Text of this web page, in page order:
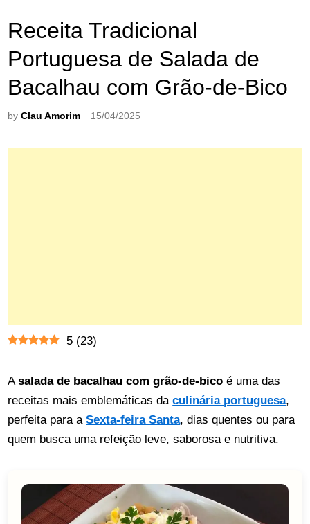
Receita Tradicional
Portuguesa de Salada de
Bacalhau com Grão-de-Bico
byClau Amorim 15/04/2025
5 (23)
Asalada de bacalhau com grão-de-bico é uma das
receitas mais emblemáticas daculinária portuguesa,
perfeita para aSexta-feira Santa, dias quentes ou para
quem busca uma refeição leve, saborosa e nutritiva.